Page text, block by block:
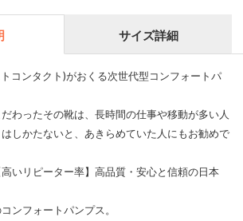
サイズ詳細
コンタクト)がおくる次世代型コンフォートパ
わったその靴は、長時間の仕事や移動が多い人
しかたないと、あきらめていた人にもお勧めで
高いリピーター率】高品質・安心と信頼の日本
ンフォートパンプス。